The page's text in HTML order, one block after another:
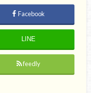
Facebook
LINE
feedly